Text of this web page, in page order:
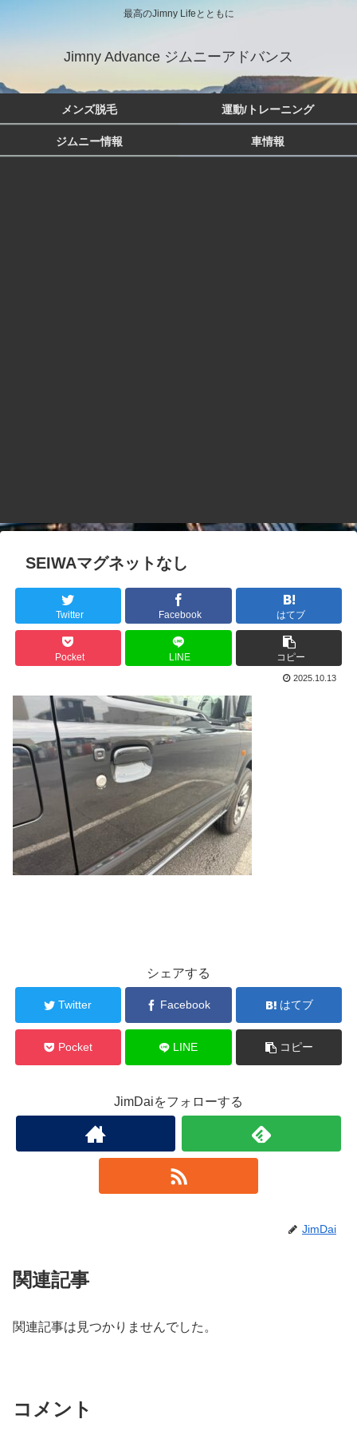
最高のJimny Lifeとともに
Jimny Advance ジムニーアドバンス
メンズ脱毛 運動/トレーニング
ジムニー情報 車情報
SEIWAマグネットなし
Twitter Facebook はてブ
Pocket LINE コピー
2025.10.13
シェアする
Twitter Facebook はてブ
Pocket LINE コピー
JimDaiをフォローする
JimDai
関連記事
関連記事は見つかりませんでした。
コメント